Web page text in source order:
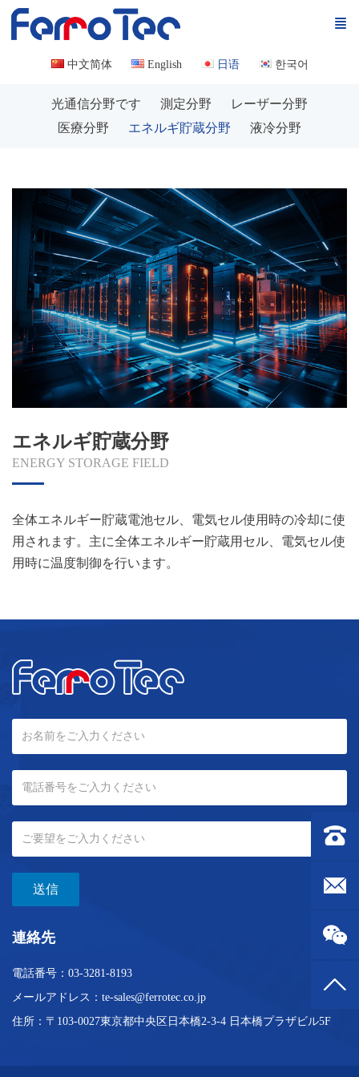
中文简体 English 日语 한국어
光通信分野です 測定分野
レーザー分野
医療分野
エネルギ貯蔵分野 液冷分野
エネルギ貯蔵分野
ENERGY STORAGE FIELD
全体エネルギー貯蔵電池セル、電気セル使用時の冷却に使
用されます。主に全体エネルギー貯蔵用セル、電気セル使
用時に温度制御を行います。
送信
連絡先
電話番号： 03-3281-8193
メールアドレス： te-sales@ferrotec.co.jp
住所：〒103-0027東京都中央区日本橋2-3-4 日本橋プラザビル5F
連絡先
メール
トップ